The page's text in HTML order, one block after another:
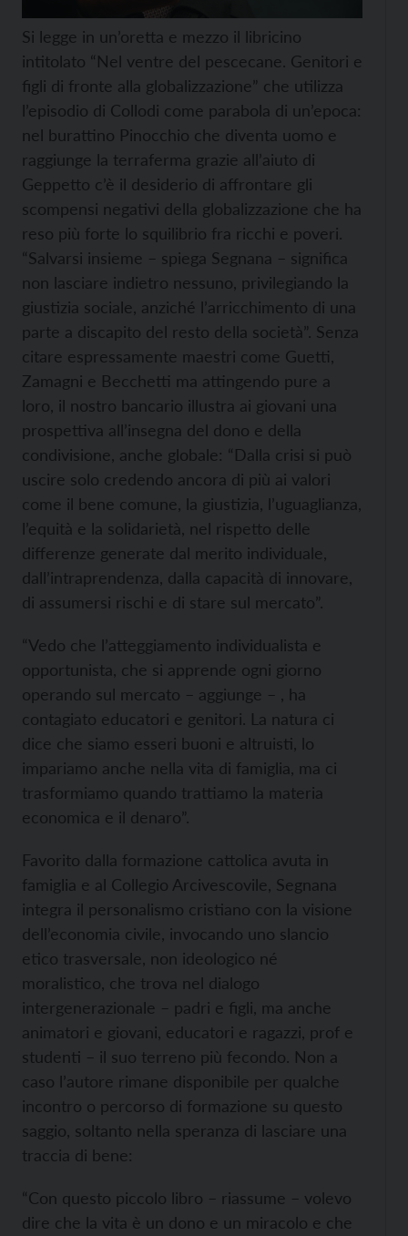
Si legge in un’oretta e mezzo il libricino
intitolato “Nel ventre del pescecane. Genitori e
figli di fronte alla globalizzazione” che utilizza
l’episodio di Collodi come parabola di un’epoca:
nel burattino Pinocchio che diventa uomo e
raggiunge la terraferma grazie all’aiuto di
Geppetto c’è il desiderio di affrontare gli
scompensi negativi della globalizzazione che ha
reso più forte lo squilibrio fra ricchi e poveri.
“Salvarsi insieme – spiega Segnana – significa
non lasciare indietro nessuno, privilegiando la
giustizia sociale, anziché l’arricchimento di una
parte a discapito del resto della società”. Senza
citare espressamente maestri come Guetti,
Zamagni e Becchetti ma attingendo pure a
loro, il nostro bancario illustra ai giovani una
prospettiva all’insegna del dono e della
condivisione, anche globale: “Dalla crisi si può
uscire solo credendo ancora di più ai valori
come il bene comune, la giustizia, l’uguaglianza,
l’equità e la solidarietà, nel rispetto delle
differenze generate dal merito individuale,
dall’intraprendenza, dalla capacità di innovare,
di assumersi rischi e di stare sul mercato”.
“Vedo che l’atteggiamento individualista e
opportunista, che si apprende ogni giorno
operando sul mercato – aggiunge – , ha
contagiato educatori e genitori. La natura ci
dice che siamo esseri buoni e altruisti, lo
impariamo anche nella vita di famiglia, ma ci
trasformiamo quando trattiamo la materia
economica e il denaro”.
Favorito dalla formazione cattolica avuta in
famiglia e al Collegio Arcivescovile, Segnana
integra il personalismo cristiano con la visione
dell’economia civile, invocando uno slancio
etico trasversale, non ideologico né
moralistico, che trova nel dialogo
intergenerazionale – padri e figli, ma anche
animatori e giovani, educatori e ragazzi, prof e
studenti – il suo terreno più fecondo. Non a
caso l’autore rimane disponibile per qualche
incontro o percorso di formazione su questo
saggio, soltanto nella speranza di lasciare una
traccia di bene:
“Con questo piccolo libro – riassume – volevo
dire che la vita è un dono e un miracolo e che